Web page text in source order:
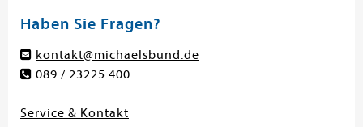
Haben Sie Fragen?
kontakt@michaelsbund.de
089 / 23225 400
Service & Kontakt